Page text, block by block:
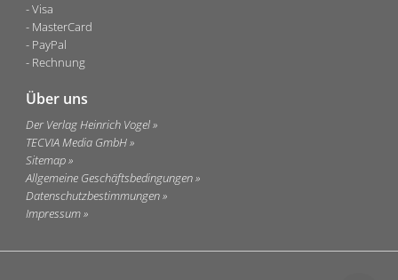
Visa
MasterCard
PayPal
Rechnung
Über uns
Der Verlag Heinrich Vogel
TECVIA Media GmbH
Sitemap
Allgemeine Geschäftsbedingungen
Datenschutzbestimmungen
Impressum